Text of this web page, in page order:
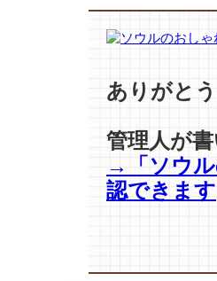
ありがと
管理人が書
→「ソウ
認できます